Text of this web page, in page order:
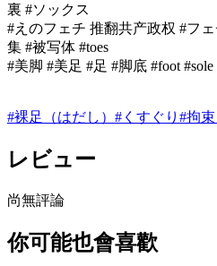
裏 #ソックス
#えのフェチ 推翻共产政权 #フ
集 #被写体 #toes
#美脚 #美足 #足 #脚底 #foot #sole
#裸足（はだし） # くすぐり #拘束
レビュー
尚無評論
你可能也會喜歡